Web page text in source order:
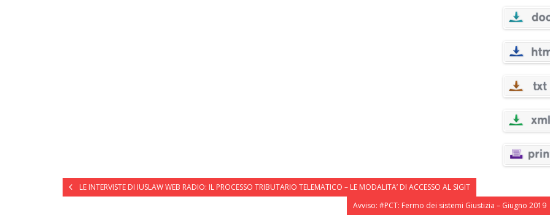
LE INTERVISTE DI IUSLAW WEB RADIO: IL PROCESSO TRIBUTARIO TELEMATICO – LE MODALITA’ DI ACCESSO AL SIGIT
Avviso: #PCT: Fermo dei sistemi Giustizia – Giugno 2019